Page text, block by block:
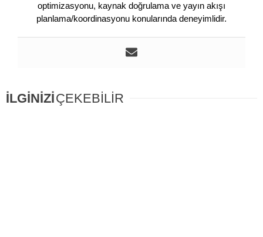
optimizasyonu, kaynak doğrulama ve yayın akışı
planlama/koordinasyonu konularında deneyimlidir.
İLGİNİZİÇEKEBİLİR